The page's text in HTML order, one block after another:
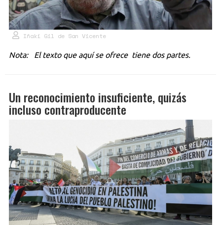
Iñaki Gil de San Vicente
Nota: El texto que aquí se ofrece tiene dos partes.
Un reconocimiento insuficiente, quizás
incluso contraproducente